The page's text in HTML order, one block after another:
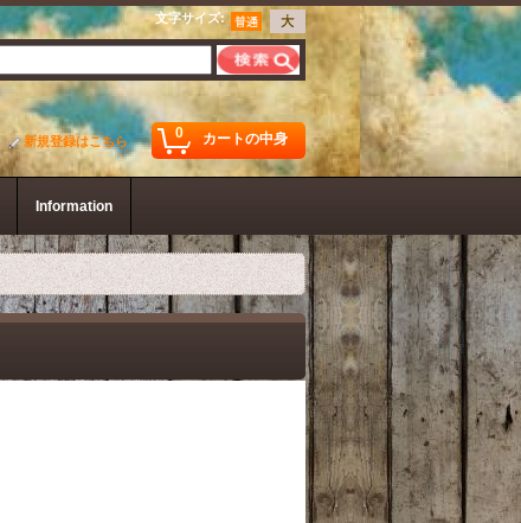
文字サイズ:
0 カートの中身
新規登録はこちら
Information